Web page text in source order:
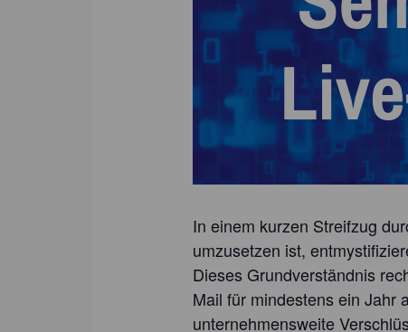
In einem kurzen Streifzug
umzusetzen ist,
Dieses Grundverständnis
Mail für mindestens ein Jahr
unternehmensweite